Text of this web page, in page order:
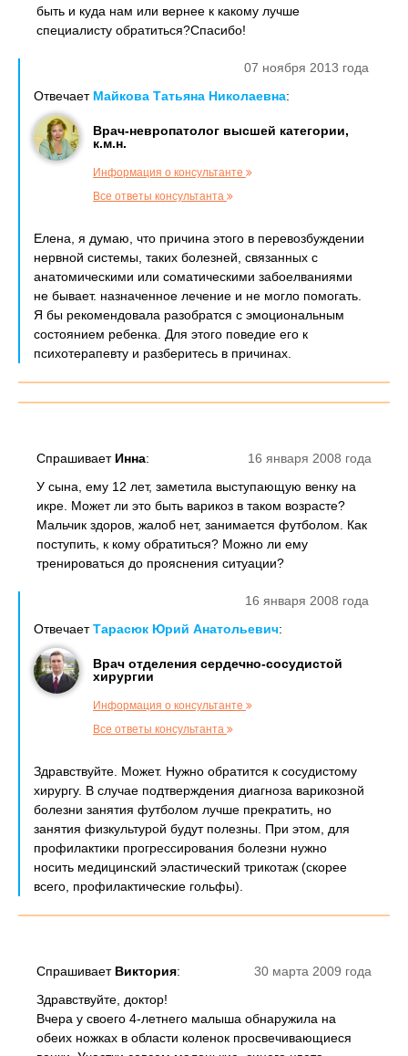
быть и куда нам или вернее к какому лучше
специалисту обратиться?Спасибо!
07 ноября 2013 года
Отвечает Майкова Татьяна Николаевна:
Врач-невропатолог высшей категории,
к.м.н.
Информация о консультанте
Все ответы консультанта
Елена, я думаю, что причина этого в перевозбуждении
нервной системы, таких болезней, связанных с
анатомическими или соматическими забоелваниями
не бывает. назначенное лечение и не могло помогать.
Я бы рекомендовала разобратся с эмоциональным
состоянием ребенка. Для этого поведие его к
психотерапевту и разберитесь в причинах.
16 января 2008 года
Спрашивает Инна:
У сына, ему 12 лет, заметила выступающую венку на
икре. Может ли это быть варикоз в таком возрасте?
Мальчик здоров, жалоб нет, занимается футболом. Как
поступить, к кому обратиться? Можно ли ему
тренироваться до прояснения ситуации?
16 января 2008 года
ОтвечаетТарасюк Юрий Анатольевич:
Врач отделения сердечно-сосудистой
хирургии
Информация о консультанте
Все ответы консультанта
Здравствуйте. Может. Нужно обратится к сосудистому
хирургу. В случае подтверждения диагноза варикозной
болезни занятия футболом лучше прекратить, но
занятия физкультурой будут полезны. При этом, для
профилактики прогрессирования болезни нужно
носить медицинский эластический трикотаж (скорее
всего, профилактические гольфы).
30 марта 2009 года
Спрашивает Виктория:
Здравствуйте, доктор!
Вчера у своего 4-летнего малыша обнаружила на
обеих ножках в области коленок просвечивающиеся